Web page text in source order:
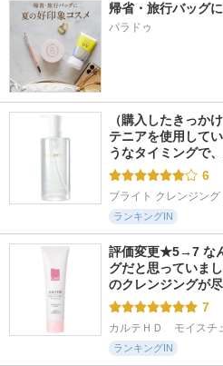
帰省・旅行バッグ
パラドゥ
（購入したきっか
テニアを使用して
うなタイミングで
6
ブライト クレンジング
ランキングIN
評価変更★5→7 な
グだと思っていま
のクレンジングが
7
カルテＨＤ　モイスチ
ランキングIN